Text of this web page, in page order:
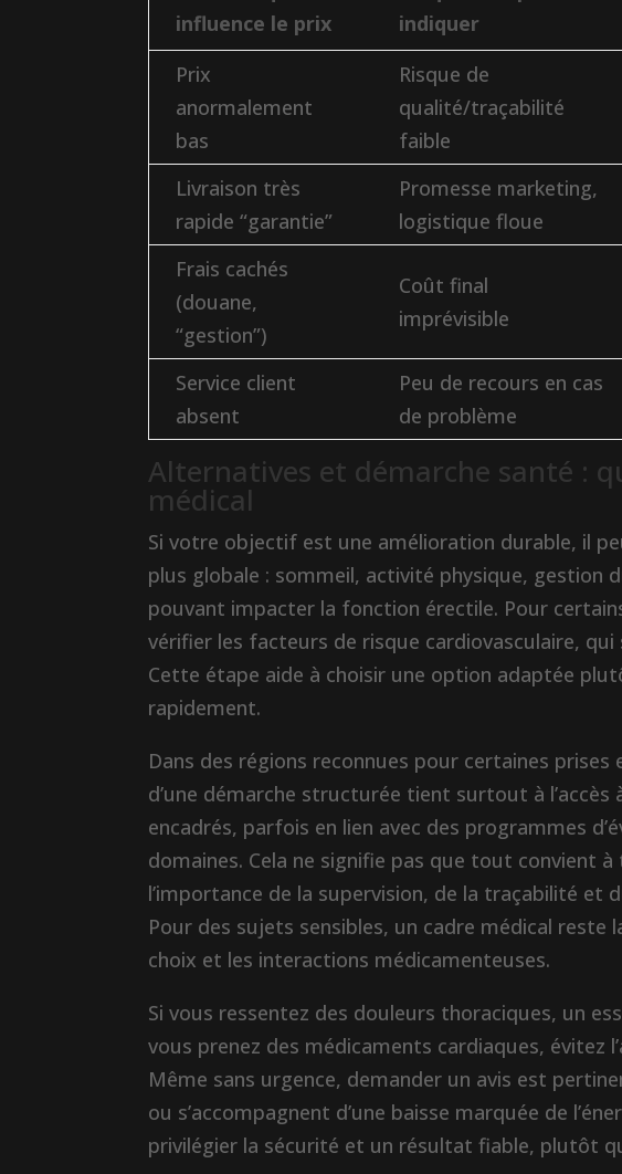
influence le prix
indiquer
Prix
anormalement
bas
Risque de
qualité/traçabilité
faible
Livraison très
rapide “garantie”
Promesse marketing,
logistique floue
Frais cachés
(douane,
“gestion”)
Coût final
imprévisible
Service client
absent
Peu de recours en cas
de problème
Alternatives et démarche santé :
médical
Si votre objectif est une amélioration durable, il
plus globale : sommeil, activité physique, gestion
pouvant impacter la fonction érectile. Pour
vérifier les facteurs de risque cardiovasculaire,
Cette étape aide à choisir une option adaptée
rapidement.
Dans des régions reconnues pour certaines
d’une démarche structurée tient surtout à
encadrés, parfois en lien avec des programmes
domaines. Cela ne signifie pas que tout convient
l’importance de la supervision, de la traçabilité et
Pour des sujets sensibles, un cadre médical
choix et les interactions médicamenteuses.
Si vous ressentez des douleurs thoraciques, un
vous prenez des médicaments cardiaques, évitez
Même sans urgence, demander un avis est
ou s’accompagnent d’une baisse marquée de
privilégier la sécurité et un résultat fiable, plutôt